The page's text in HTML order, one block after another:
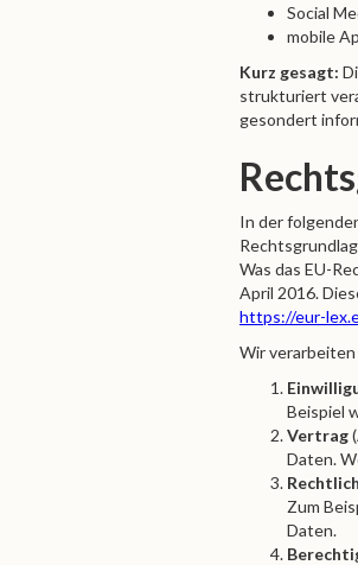
Social
mobile
Kurz gesagt:
strukturiert
gesondert
In der
Was das EU-
April 2016.
https://eur-
Wir
Beispiel
Vertrag
Daten.
Zum
Daten.